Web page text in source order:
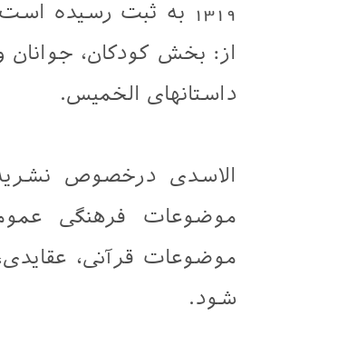
1319 به ثبت
از: بخش کودکان، جوانان
داستانهای الخمیس.
الاسدی درخصوص
موضوعات فرهنگی
موضوعات قرآنی،
شود.